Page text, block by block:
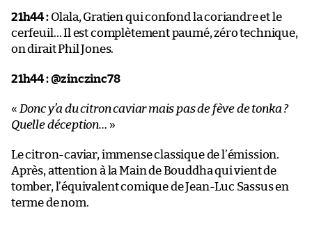
21h44 :Olala, Gratien qui confond la coriandre et le
cerfeuil… Il est complètement paumé, zéro technique,
on dirait Phil Jones.
21h44 :@zinczinc78
« Donc y’a du citron caviar mais pas de fève de tonka ?
Quelle déception… »
Le citron-caviar, immense classique de l’émission.
Après, attention à la Main de Bouddha qui vient de
tomber, l’équivalent comique de Jean-Luc Sassus en
terme de nom.